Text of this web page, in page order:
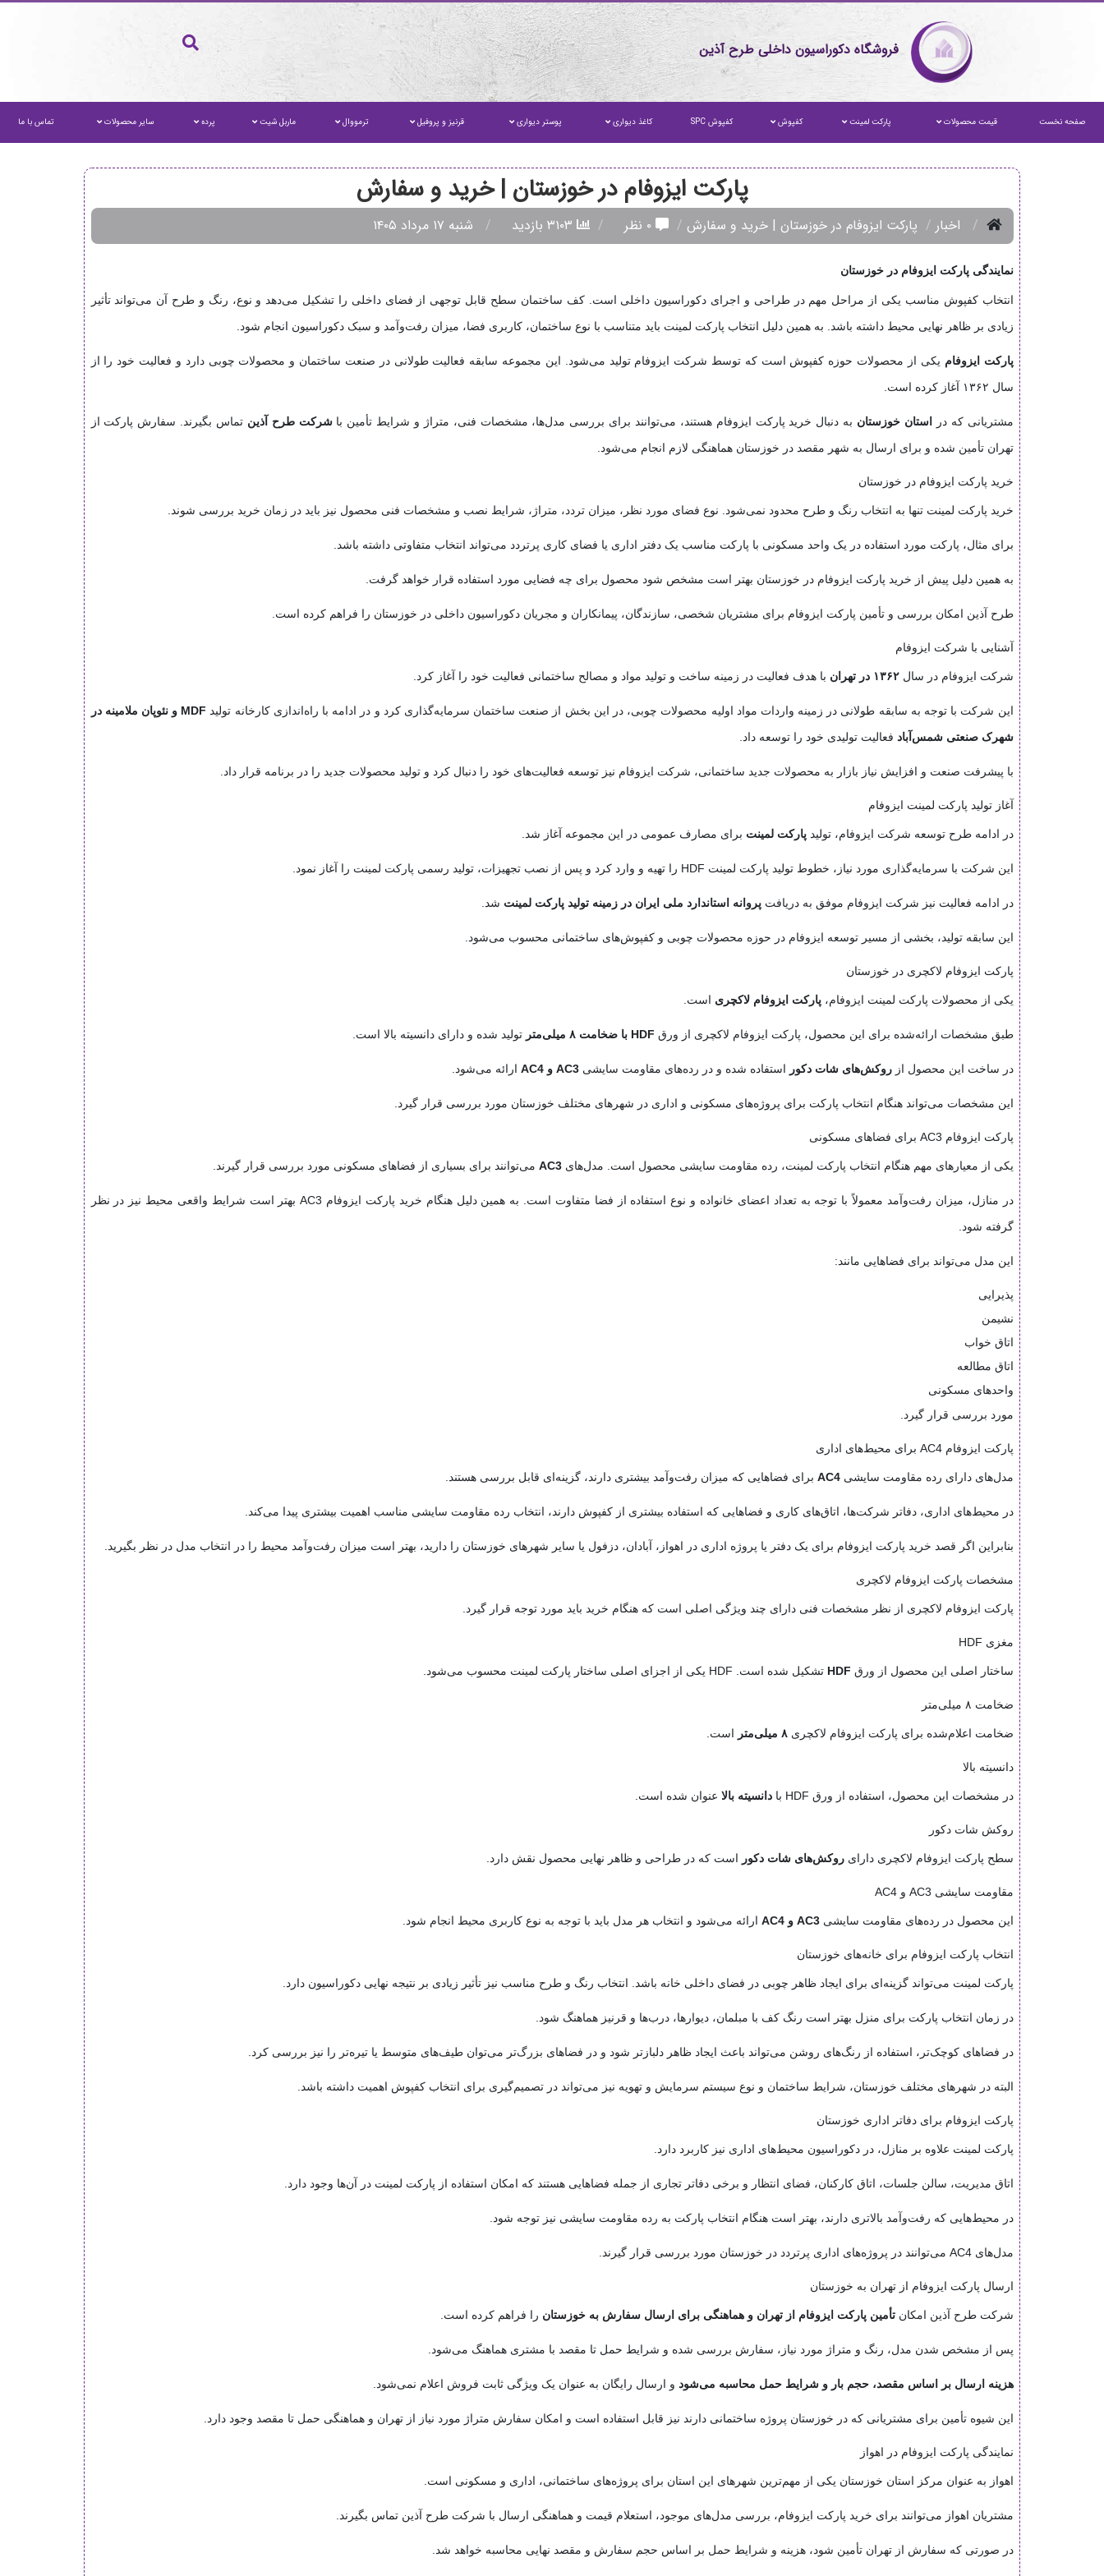
فروشگاه دکوراسیون داخلی طرح آذین
صفحه نخست قیمت محصولات پارکت لمینت کفپوش کفپوش SPC کاغذ دیواری پوستر دیواری قرنیز و پروفیل ترمووال ماربل شیت پرده سایر محصولات تماس با ما
پارکت ایزوفام در خوزستان | خرید و سفارش
اخبار پارکت ایزوفام در خوزستان | خرید و سفارش ۰ نظر شنبه ۱۷ مرداد ۱۴۰۵
نمایندگی پارکت ایزوفام در خوزستان
انتخاب کفپوش مناسب یکی از مراحل مهم در طراحی و اجرای دکوراسیون داخلی است. کف ساختمان سطح قابل توجهی از فضای داخلی را تشکیل می‌دهد و نوع، رنگ و طرح آن می‌تواند تأثیر
زیادی بر ظاهر نهایی محیط داشته باشد. به همین دلیل انتخاب پارکت لمینت باید متناسب با نوع ساختمان، کاربری فضا، میزان رفت‌وآمد و سبک دکوراسیون انجام شود.
پارکت ایزوفام یکی از محصولات حوزه کفپوش است که توسط شرکت ایزوفام تولید می‌شود. این مجموعه سابقه فعالیت طولانی در صنعت ساختمان و محصولات چوبی دارد و فعالیت خود را از
سال ۱۳۶۲ آغاز کرده است.
مشتریانی که در استان خوزستان به دنبال خرید پارکت ایزوفام هستند، می‌توانند برای بررسی مدل‌ها، مشخصات فنی، متراژ و شرایط تأمین باشرکت طرح آذین تماس بگیرند. سفارش پارکت از
تهران تأمین شده و برای ارسال به شهر مقصد در خوزستان هماهنگی لازم انجام می‌شود.
خرید پارکت ایزوفام در خوزستان
خرید پارکت لمینت تنها به انتخاب رنگ و طرح محدود نمی‌شود. نوع فضای مورد نظر، میزان تردد، متراژ، شرایط نصب و مشخصات فنی محصول نیز باید در زمان خرید بررسی شوند.
برای مثال، پارکت مورد استفاده در یک واحد مسکونی با پارکت مناسب یک دفتر اداری یا فضای کاری پرتردد می‌تواند انتخاب متفاوتی داشته باشد.
به همین دلیل پیش از خرید پارکت ایزوفام در خوزستان بهتر است مشخص شود محصول برای چه فضایی مورد استفاده قرار خواهد گرفت.
طرح آذین امکان بررسی و تأمین پارکت ایزوفام برای مشتریان شخصی، سازندگان، پیمانکاران و مجریان دکوراسیون داخلی در خوزستان را فراهم کرده است.
آشنایی با شرکت ایزوفام
شرکت ایزوفام در سال۱۳۶۲ در تهران با هدف فعالیت در زمینه ساخت و تولید مواد و مصالح ساختمانی فعالیت خود را آغاز کرد.
این شرکت با توجه به سابقه طولانی در زمینه واردات مواد اولیه محصولات چوبی، در این بخش از صنعت ساختمان سرمایه‌گذاری کرد و در ادامه با راه‌اندازی کارخانه تولید
MDF و نئوپان ملامینه در
شهرک صنعتی شمس‌آباد فعالیت تولیدی خود را توسعه داد.
با پیشرفت صنعت و افزایش نیاز بازار به محصولات جدید ساختمانی، شرکت ایزوفام نیز توسعه فعالیت‌های خود را دنبال کرد و تولید محصولات جدید را در برنامه قرار داد.
آغاز تولید پارکت لمینت ایزوفام
در ادامه طرح توسعه شرکت ایزوفام، تولیدپارکت لمینت برای مصارف عمومی در این مجموعه آغاز شد.
این شرکت با سرمایه‌گذاری مورد نیاز، خطوط تولید پارکت لمینت HDF را تهیه و وارد کرد و پس از نصب تجهیزات، تولید رسمی پارکت لمینت را آغاز نمود.
در ادامه فعالیت نیز شرکت ایزوفام موفق به دریافتپروانه استاندارد ملی ایران در زمینه تولید پارکت لمینت شد.
این سابقه تولید، بخشی از مسیر توسعه ایزوفام در حوزه محصولات چوبی و کفپوش‌های ساختمانی محسوب می‌شود.
پارکت ایزوفام لاکچری در خوزستان
یکی از محصولات پارکت لمینت ایزوفام،پارکت ایزوفام لاکچری است.
طبق مشخصات ارائه‌شده برای این محصول، پارکت ایزوفام لاکچری از ورق HDF با ضخامت ۸ میلی‌متر تولید شده و دارای دانسیته بالا است.
در ساخت این محصول ازروکش‌های شات دکور استفاده شده و در رده‌های مقاومت سایشیAC3 و AC4 ارائه می‌شود.
این مشخصات می‌تواند هنگام انتخاب پارکت برای پروژه‌های مسکونی و اداری در شهرهای مختلف خوزستان مورد بررسی قرار گیرد.
پارکت ایزوفام AC3 برای فضاهای مسکونی
یکی از معیارهای مهم هنگام انتخاب پارکت لمینت، رده مقاومت سایشی محصول است. مدل‌هایAC3 می‌توانند برای بسیاری از فضاهای مسکونی مورد بررسی قرار گیرند.
در منازل، میزان رفت‌وآمد معمولاً با توجه به تعداد اعضای خانواده و نوع استفاده از فضا متفاوت است. به همین دلیل هنگام خرید پارکت ایزوفام AC3 بهتر است شرایط واقعی محیط نیز در نظر
گرفته شود.
این مدل می‌تواند برای فضاهایی مانند:
پذیرایی
نشیمن
اتاق خواب
اتاق مطالعه
واحدهای مسکونی
مورد بررسی قرار گیرد.
پارکت ایزوفام AC4 برای محیط‌های اداری
مدل‌های دارای رده مقاومت سایشیAC4 برای فضاهایی که میزان رفت‌وآمد بیشتری دارند، گزینه‌ای قابل بررسی هستند.
در محیط‌های اداری، دفاتر شرکت‌ها، اتاق‌های کاری و فضاهایی که استفاده بیشتری از کفپوش دارند، انتخاب رده مقاومت سایشی مناسب اهمیت بیشتری پیدا می‌کند.
بنابراین اگر قصد خرید پارکت ایزوفام برای یک دفتر یا پروژه اداری در اهواز، آبادان، دزفول یا سایر شهرهای خوزستان را دارید، بهتر است میزان رفت‌وآمد محیط را در انتخاب مدل در نظر بگیرید.
مشخصات پارکت ایزوفام لاکچری
پارکت ایزوفام لاکچری از نظر مشخصات فنی دارای چند ویژگی اصلی است که هنگام خرید باید مورد توجه قرار گیرد.
مغزی HDF
ساختار اصلی این محصول از ورق HDF تشکیل شده است. HDF یکی از اجزای اصلی ساختار پارکت لمینت محسوب می‌شود.
ضخامت ۸ میلی‌متر
ضخامت اعلام‌شده برای پارکت ایزوفام لاکچری۸ میلی‌متر است.
دانسیته بالا
در مشخصات این محصول، استفاده از ورق HDF با دانسیته بالا عنوان شده است.
روکش شات دکور
سطح پارکت ایزوفام لاکچری دارایروکش‌های شات دکور است که در طراحی و ظاهر نهایی محصول نقش دارد.
مقاومت سایشی AC3 و AC4
این محصول در رده‌های مقاومت سایشیAC3 و AC4 ارائه می‌شود و انتخاب هر مدل باید با توجه به نوع کاربری محیط انجام شود.
انتخاب پارکت ایزوفام برای خانه‌های خوزستان
پارکت لمینت می‌تواند گزینه‌ای برای ایجاد ظاهر چوبی در فضای داخلی خانه باشد. انتخاب رنگ و طرح مناسب نیز تأثیر زیادی بر نتیجه نهایی دکوراسیون دارد.
در زمان انتخاب پارکت برای منزل بهتر است رنگ کف با مبلمان، دیوارها، درب‌ها و قرنیز هماهنگ شود.
در فضاهای کوچک‌تر، استفاده از رنگ‌های روشن می‌تواند باعث ایجاد ظاهر دلبازتر شود و در فضاهای بزرگ‌تر می‌توان طیف‌های متوسط یا تیره‌تر را نیز بررسی کرد.
البته در شهرهای مختلف خوزستان، شرایط ساختمان و نوع سیستم سرمایش و تهویه نیز می‌تواند در تصمیم‌گیری برای انتخاب کفپوش اهمیت داشته باشد.
پارکت ایزوفام برای دفاتر اداری خوزستان
پارکت لمینت علاوه بر منازل، در دکوراسیون محیط‌های اداری نیز کاربرد دارد.
اتاق مدیریت، سالن جلسات، اتاق کارکنان، فضای انتظار و برخی دفاتر تجاری از جمله فضاهایی هستند که امکان استفاده از پارکت لمینت در آن‌ها وجود دارد.
در محیط‌هایی که رفت‌وآمد بالاتری دارند، بهتر است هنگام انتخاب پارکت به رده مقاومت سایشی نیز توجه شود.
مدل‌های AC4 می‌توانند در پروژه‌های اداری پرتردد در خوزستان مورد بررسی قرار گیرند.
ارسال پارکت ایزوفام از تهران به خوزستان
شرکت طرح آذین امکانتأمین پارکت ایزوفام از تهران و هماهنگی برای ارسال سفارش به خوزستان را فراهم کرده است.
پس از مشخص شدن مدل، رنگ و متراژ مورد نیاز، سفارش بررسی شده و شرایط حمل تا مقصد با مشتری هماهنگ می‌شود.
هزینه ارسال بر اساس مقصد، حجم بار و شرایط حمل محاسبه می‌شود و ارسال رایگان به عنوان یک ویژگی ثابت فروش اعلام نمی‌شود.
این شیوه تأمین برای مشتریانی که در خوزستان پروژه ساختمانی دارند نیز قابل استفاده است و امکان سفارش متراژ مورد نیاز از تهران و هماهنگی حمل تا مقصد وجود دارد.
نمایندگی پارکت ایزوفام در اهواز
اهواز به عنوان مرکز استان خوزستان یکی از مهم‌ترین شهرهای این استان برای پروژه‌های ساختمانی، اداری و مسکونی است.
مشتریان اهواز می‌توانند برای خرید پارکت ایزوفام، بررسی مدل‌های موجود، استعلام قیمت و هماهنگی ارسال با شرکت طرح آذین تماس بگیرند.
در صورتی که سفارش از تهران تأمین شود، هزینه و شرایط حمل بر اساس حجم سفارش و مقصد نهایی محاسبه خواهد شد.